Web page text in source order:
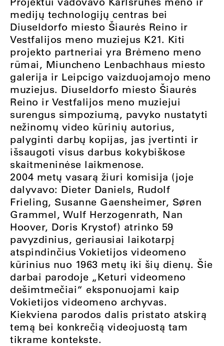
medijų technologijų centras bei
Diuseldorfo miesto Šiaurės Reino ir
Vestfalijos meno muziejus K21. Kiti
projekto partneriai yra Brėmeno meno
rūmai, Miuncheno Lenbachhaus miesto
galerija ir Leipcigo vaizduojamojo meno
muziejus. Diuseldorfo miesto Šiaurės
Reino ir Vestfalijos meno muziejui
surengus simpoziumą, pavyko nustatyti
nežinomų video kūrinių autorius,
palyginti darbų kopijas, jas įvertinti ir
išsaugoti visus darbus kokybiškose
skaitmeninėse laikmenose.
2004 metų vasarą žiuri komisija (joje
dalyvavo: Dieter Daniels, Rudolf
Frieling, Susanne Gaensheimer, Søren
Grammel, Wulf Herzogenrath, Nan
Hoover, Doris Krystof) atrinko 59
pavyzdinius, geriausiai laikotarpį
atspindinčius Vokietijos videomeno
kūrinius nuo 1963 metų iki šių dienų. Šie
darbai parodoje „Keturi videomeno
dešimtmečiai“ eksponuojami kaip
Vokietijos videomeno archyvas.
Kiekviena parodos dalis pristato atskirą
temą bei konkrečią videojuostą tam
tikrame kontekste.